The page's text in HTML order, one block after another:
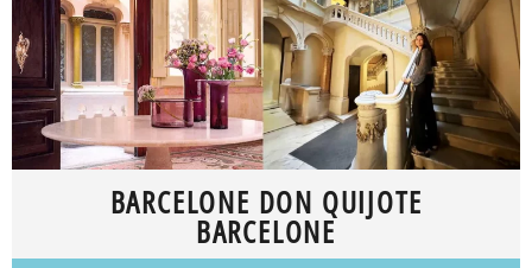
BARCELONE DON QUIJOTE
BARCELONE